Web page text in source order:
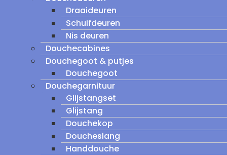
Draaideuren
Schuifdeuren
Nis deuren
Douchecabines
Douchegoot & putjes
Douchegoot
Douchegarnituur
Glijstangset
Glijstang
Douchekop
Doucheslang
Handdouche